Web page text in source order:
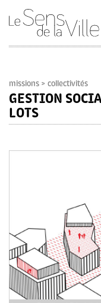
missions > collectivités
GESTION
LOTS